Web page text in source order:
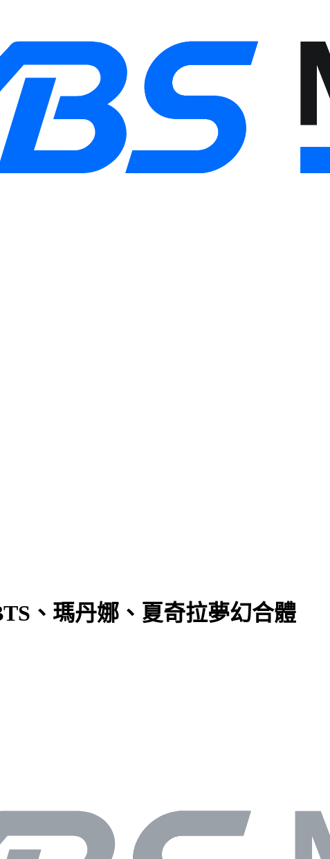
、瑪丹娜、夏奇拉夢幻合體